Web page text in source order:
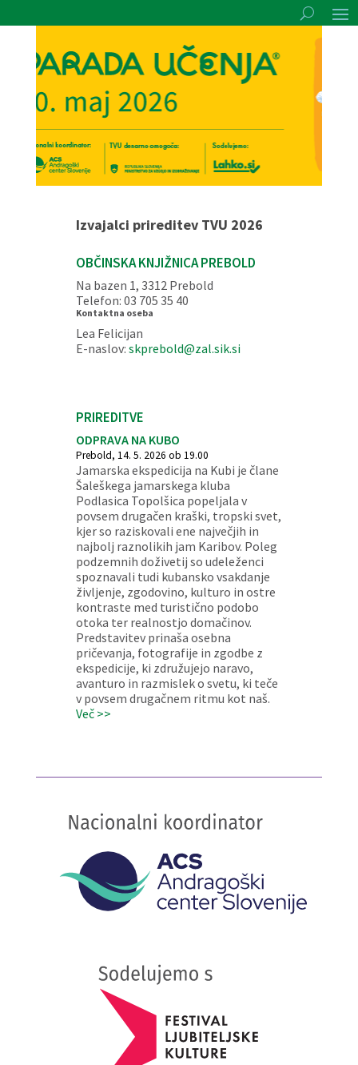
Izvajalci prireditev TVU 2026
OBČINSKA KNJIŽNICA PREBOLD
Na bazen 1, 3312 Prebold
Telefon: 03 705 35 40
Kontaktna oseba
Lea Felicijan
E-naslov: skprebold@zal.sik.si
PRIREDITVE
ODPRAVA NA KUBO
Prebold, 14. 5. 2026 ob 19.00
Jamarska ekspedicija na Kubi je člane
Šaleškega jamarskega kluba
Podlasica Topolšica popeljala v
povsem drugačen kraški, tropski svet,
kjer so raziskovali ene največjih in
najbolj raznolikih jam Karibov. Poleg
podzemnih doživetij so udeleženci
spoznavali tudi kubansko vsakdanje
življenje, zgodovino, kulturo in ostre
kontraste med turistično podobo
otoka ter realnostjo domačinov.
Predstavitev prinaša osebna
pričevanja, fotografije in zgodbe z
ekspedicije, ki združujejo naravo,
avanturo in razmislek o svetu, ki teče
v povsem drugačnem ritmu kot naš.
Več >>